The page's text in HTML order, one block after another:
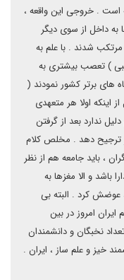
است . خروجی این واقعه ،
به داخل از سوی دیگر
شدند . با علم به
) تعصب بیشتری به
های برتر کشور نمودند (
اینکه اولا هر متعهدی
ندارد بعد از گرفتن
ترجیح دهد . مخلص کلام
، باید جامعه هم از نظر
باشد و الا مغزها به
عوضش کرد . البته بی
امروز در بین
نخبگان و دانشمندان
خیز و علم ساز ، ایران .